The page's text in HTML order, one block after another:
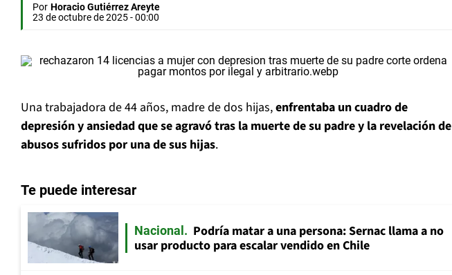
Por Horacio Gutiérrez Areyte
23 de octubre de 2025 - 00:00
Una trabajadora de 44 años, madre de dos hijas,enfrentaba un cuadro de
depresión y ansiedad que se agravó tras la muerte de su padre y la revelación de
abusos sufridos por una de sus hijas.
Te puede interesar
Nacional
Podría matar a una persona: Sernac llama a no
usar producto para escalar vendido en Chile